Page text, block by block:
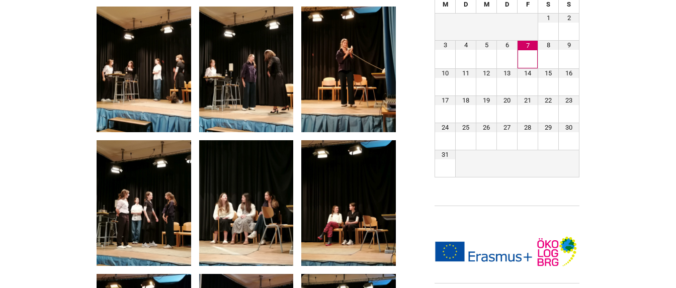
M D M D F S
S
1
2
3 4 5 6 7 8 9
10 11 12 13 14 15 16
17 18 19 20 21 22 23
24 25 26 27 28 29 30
31